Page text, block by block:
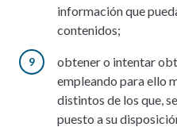
información que
contenidos;
obtener o intentar
empleando para ello
distintos de los que,
puesto a su